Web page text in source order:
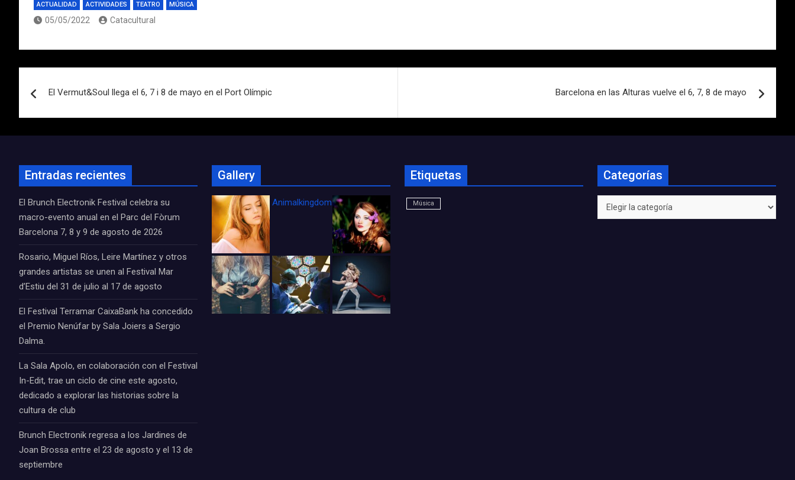
ACTUALIDAD ACTIVIDADES TEATRO MÚSICA
05/05/2022 Catacultural
de
El Vermut&Soul llega el 6, 7 i 8 de mayo en el Port Olímpic Barcelona en las Alturas vuelve el 6, 7, 8 de mayo
Entradas recientes
El Brunch Electronik Festival celebra su
macro-evento anual en el Parc del Fòrum
Barcelona 7, 8 y 9 de agosto de 2026
Rosario, Miguel Ríos, Leire Martínez y otros
grandes artistas se unen al Festival Mar
d’Estiu del 31 de julio al 17 de agosto
El Festival Terramar CaixaBank ha concedido
el Premio Nenúfar by Sala Joiers a Sergio
Dalma.
La Sala Apolo, en colaboración con el Festival
In-Edit, trae un ciclo de cine este agosto,
dedicado a explorar las historias sobre la
cultura de club
Brunch Electronik regresa a los Jardines de
Joan Brossa entre el 23 de agosto y el 13 de
septiembre
Gallery
Animalkingdom_FichaCine
Etiquetas
Música
Categorías
Categorías